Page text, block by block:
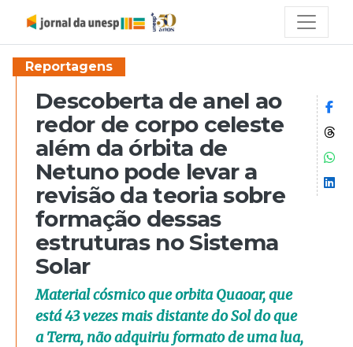
Reportagens
Descoberta de anel ao
redor de corpo celeste
além da órbita de
Netuno pode levar a
revisão da teoria sobre
formação dessas
estruturas no Sistema
Solar
Material cósmico que orbita Quaoar, que
está 43 vezes mais distante do Sol do que
a Terra, não adquiriu formato de uma lua,